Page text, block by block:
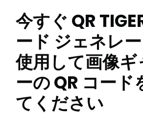
今すぐ QR
ード ジェネレ
使用して画像ギ
ーの QR コード
てください